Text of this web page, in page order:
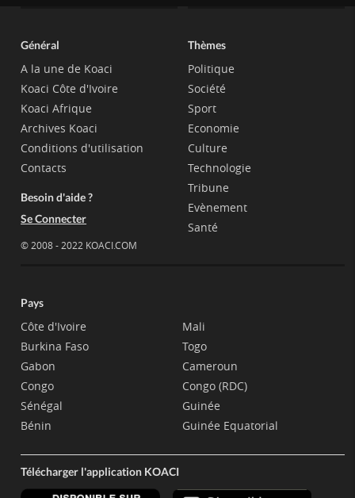
Général
A la une de Koaci
Koaci Côte d'Ivoire
Koaci Afrique
Archives Koaci
Conditions d'utilisation
Contacts
Besoin d'aide ?
Se Connecter
© 2008 - 2022 KOACI.COM
Thèmes
Politique
Société
Sport
Economie
Culture
Technologie
Tribune
Evènement
Santé
Pays
Côte d'Ivoire
Burkina Faso
Gabon
Congo
Sénégal
Bénin
Mali
Togo
Cameroun
Congo (RDC)
Guinée
Guinée Equatorial
Télécharger l'application KOACI